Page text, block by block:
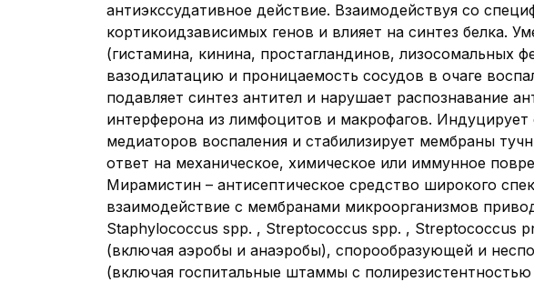
антиэкссудативное действие. Взаимодействуя со
кортикоидзависимых генов и влияет на синтез белка.
(гистамина, кинина, простагландинов, лизосомальных
вазодилатацию и проницаемость сосудов в очаге
подавляет синтез антител и нарушает распознавание
интерферона из лимфоцитов и макрофагов.
медиаторов воспаления и стабилизирует мембраны
ответ на механическое, химическое или иммунное
Мирамистин – антисептическое средство широкого
взаимодействие с мембранами микроорганизмов
Staphylococcus spp. , Streptococcus spp. , Streptococcus
(включая аэробы и анаэробы), спорообразующей и
(включая госпитальные штаммы с